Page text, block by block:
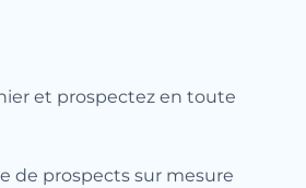
et prospectez en toute
de prospects sur mesure